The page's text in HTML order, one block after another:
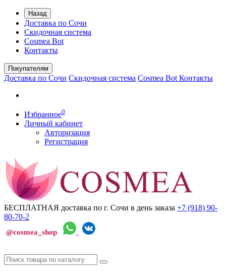
Назад
Доставка по Сочи
Скидочная система
Cosmea Bot
Контакты
Покупателям
Доставка по Сочи Скидочная система Cosmea Bot Контакты
Избранное0
Личный кабинет
Авторизация
Регистрация
БЕСПЛАТНАЯ доставка по г. Сочи в день заказа +7 (918) 90-
80-70-2
@cosmea_shop